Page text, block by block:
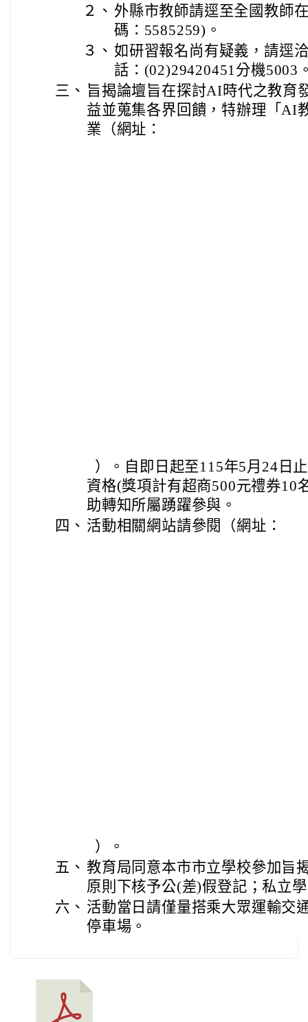
２、 外縣市教師請逕至全國教師
碼：5585259)。
３、 如研習報名尚有疑義，請逕
話：(02)29420451分機5003
三、 旨揭論壇旨在探討AI時代之教育
益並蒐集各界回饋，特辦理「AI
業（網址：
）。自即日起至115年5月24日
資格(獎項計有超商500元禮券10
助轉知所屬踴躍參與。
四、 活動相關網站請參閱（網址：
）。
五、 教育局同意本市市立學校參加旨
原則下核予公(差)假登記；私立
六、 活動當日請僅量搭乘大眾運輸交
停車場。